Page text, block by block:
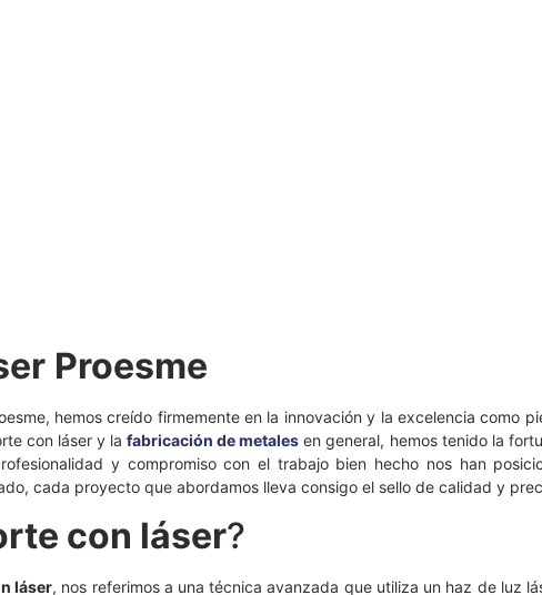
Proesme
hemos creído firmemente en la innovación y la excelencia como
con láser y lafabricación de metales en general, hemos tenido la
y compromiso con el trabajo bien hecho nos han
cada proyecto que abordamos lleva consigo el sello de calidad y
con láser?
láser, nos referimos a una técnica avanzada que utiliza un haz de luz